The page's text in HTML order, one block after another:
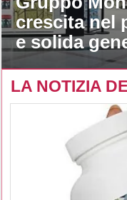
crescita nel
e solida
LA NOTIZIA